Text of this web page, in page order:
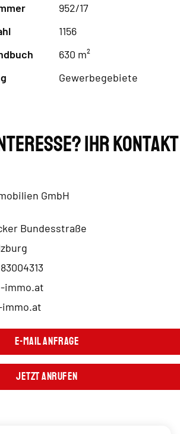
952/17
1156
630 m²
Gewerbegebiete
Ihr Kontakt
GmbH
Bundesstraße
immo.at
E-Mail Anfrage
Jetzt Anrufen